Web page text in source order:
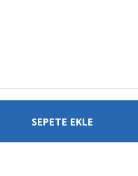
SEPETE EKLE